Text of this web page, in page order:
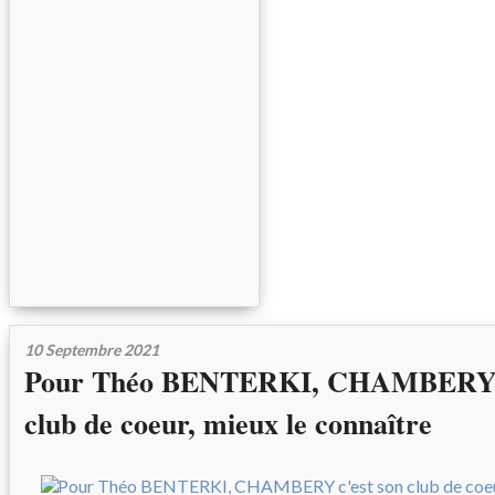
10 Septembre 2021
Pour Théo BENTERKI,
club de coeur, mieux le connaître